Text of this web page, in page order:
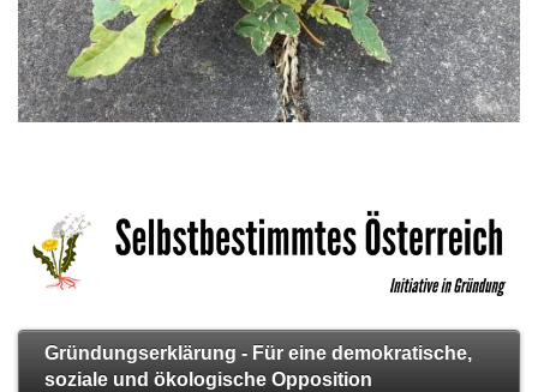
Gründungserklärung - Für eine demokratische,
soziale und ökologische Opposition